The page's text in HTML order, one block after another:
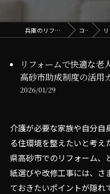
兵庫のリフォームはY'S工業 コラム リ
リフォームで快適な老
高砂市助成制度の活用
2026/01/29
介護が必要な家族や自分自
る住環境を整えたいと考
県高砂市でのリフォーム
紙選びや改修工事には、さ
ておきたいポイントが隠れ